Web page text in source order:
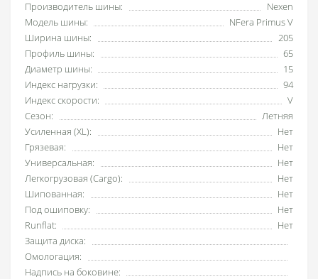
Производитель шины:
Nexen
Модель шины:
NFera Primus V
Ширина шины:
205
Профиль шины:
65
Диаметр шины:
15
Индекс нагрузки:
94
Индекс скорости:
V
Сезон:
Летняя
Усиленная (XL):
Нет
Грязевая:
Нет
Универсальная:
Нет
Легкогрузовая (Cargo):
Нет
Шипованная:
Нет
Под ошиповку:
Нет
Runflat:
Нет
Защита диска:
Омологация:
Надпись на боковине: